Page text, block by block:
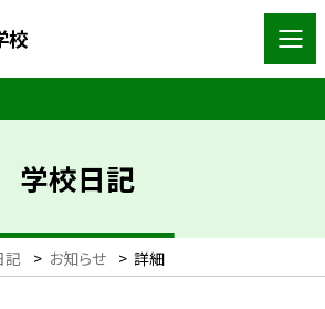
校
学校日記
記 > お知らせ > 詳細